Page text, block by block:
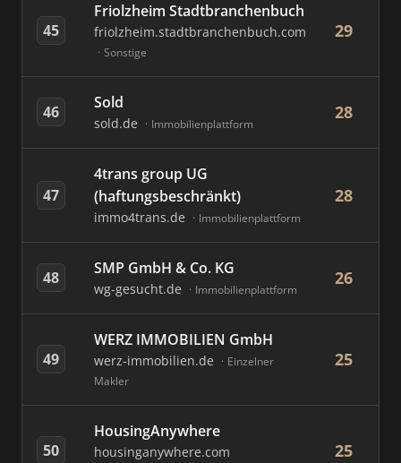
45
Friolzheim Stadtbranchenbuch
friolzheim.stadtbranchenbuch.com
Sonstige
29
46 Sold
sold.de Immobilienplattform
28
47
4trans group UG
(haftungsbeschränkt)
immo4trans.de Immobilienplattform
28
48 SMP GmbH & Co. KG
wg-gesucht.de Immobilienplattform
26
49
WERZ IMMOBILIEN GmbH
werz-immobilien.de
Einzelner
Makler
25
50
HousingAnywhere
housinganywhere.com 25